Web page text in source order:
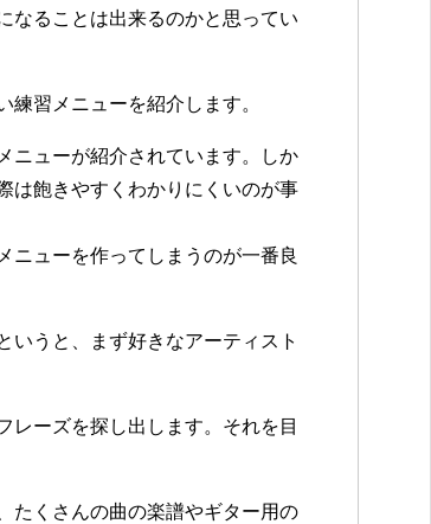
なることは出来るのかと思ってい
習メニューを紹介します。
ニューが紹介されています。しか
は飽きやすくわかりにくいのが事
ニューを作ってしまうのが一番良
いうと、まず好きなアーティスト
レーズを探し出します。それを目
たくさんの曲の楽譜やギター用の